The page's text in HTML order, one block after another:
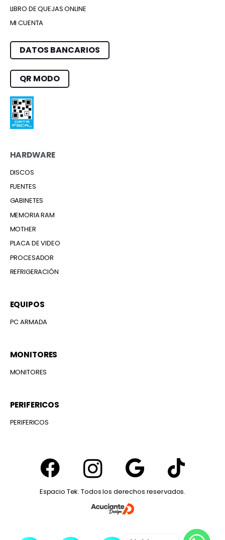
LIBRO DE QUEJAS ONLINE
MI CUENTA
DATOS BANCARIOS
QR MODO
HARDWARE
DISCOS
FUENTES
GABINETES
MEMORIA RAM
MOTHER
PLACA DE VIDEO
PROCESADOR
REFRIGERACIÓN
EQUIPOS
PC ARMADA
MONITORES
MONITORES
PERIFERICOS
PERIFERICOS
Espacio Tek. Todos los derechos reservados.